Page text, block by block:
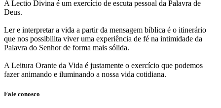
A Lectio Divina é um exercício de escuta pessoal da Palavra de
Deus.
Ler e interpretar a vida a partir da mensagem bíblica é o itinerário
que nos possibilita viver uma experiência de fé na intimidade da
Palavra do Senhor de forma mais sólida.
A Leitura Orante da Vida é justamente o exercício que podemos
fazer animando e iluminando a nossa vida cotidiana.
Fale conosco